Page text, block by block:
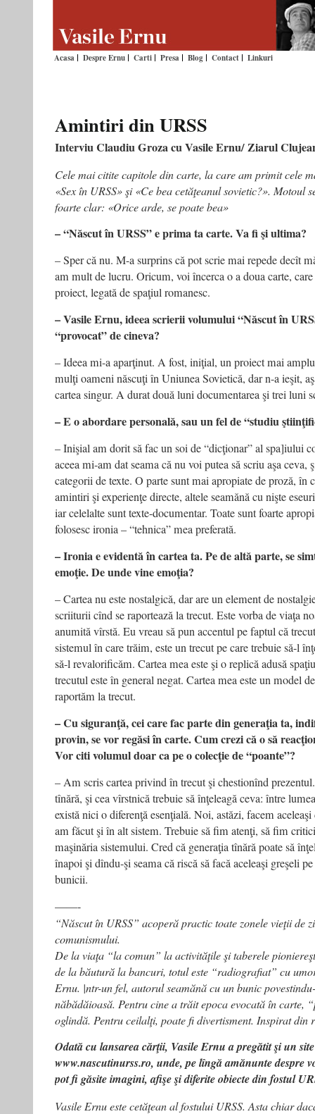
Acasa Despre Ernu Carti Presa Blog Contact Linkuri
Amintiri din URSS
Interviu Claudiu Groza cu Vasile Ernu/Ziarul
Cele mai citite capitole din carte, la care am primit cele
«Sex în URSS» şi «Ce bea cetăţeanul sovietic?». Motoul
foarte clar: «Orice arde, se poate bea»
– “Născut în URSS” e prima ta carte. Va fi şi ultima?
– Sper că nu. M-a surprins că pot scrie mai repede decît
am mult de lucru. Oricum, voi încerca o a doua carte,
proiect, legată de spaţiul romanesc.
– Vasile Ernu, ideea scrierii volumului “Născut în
“provocat”de cineva?
– Ideea mi-a aparţinut. A fost, iniţial, un proiect mai
mulţi oameni născuţi în Uniunea Sovietică, dar n-a ieşit,
cartea singur. A durat două luni documentarea şi trei luni
– E o abordare personală, sau un fel de “studiu
– Inişial am dorit să fac un soi de “dicţionar” al spa]iului
aceea mi-am dat seama că nu voi putea să scriu aşa ceva,
categorii de texte. O parte sunt mai apropiate de proză, în
amintiri şi experienţe directe, altele seamănă cu nişte
iar celelalte sunt texte-documentar. Toate sunt foarte
folosesc ironia – “tehnica” mea preferată.
– Ironia e evidentă în cartea ta. Pe de altă parte, se
emoţie. Deunde vine emoţia?
– Cartea nu este nostalgică, dar are un element de
scriiturii cînd se raportează la trecut. Este vorba de viaţa
anumită vîrstă. Eu vreau să pun accentul pe faptul că
sistemul în care trăim, este un trecut pe care trebuie să-l
să-l revalorificăm. Cartea mea este şi o replică adusă
trecutul este în general negat. Cartea mea este un model
raportăm la trecut.
– Cu siguranţă, cei care fac parte din generaţia ta,
provin,se vor regăsi în carte. Cum crezi că o să
Vor citi volumul doar ca pe o colecţie de “poante”?
– Am scris cartea privind în trecut şi chestionînd
tînără, şi cea vîrstnică trebuie să înţeleagă ceva: între
există nici o diferenţă esenţială. Noi, astăzi, facem
am făcut şi în alt sistem. Trebuie să fim atenţi, să fim
maşinăria sistemului. Cred că generaţia tînără poate să
înapoi şi dîndu-şi seama că riscă să facă aceleaşi greşeli
bunicii.
——-
“Născut în URSS” acoperă practic toate zonele vieţii de
comunismului.
De la viaţa “la comun” la activităţile şi taberele
de la băutură la bancuri, totul este “radiografiat” cu
Ernu. |ntr-un fel, autorul seamănă cu un bunic
năbădăioasă. Pentru cine a trăit epoca evocată în carte,
oglindă. Pentru ceilalţi, poate fi divertisment. Inspirat din
Odată cu lansarea cărţii, Vasile Ernu a pregătit şi un
www.nascutinurss.ro, unde, pe lîngă amănunte despre
pot fi găsite imagini, afişe şi diferite obiecte din fostul
Vasile Ernu este cetăţean al fostului URSS. Asta chiar